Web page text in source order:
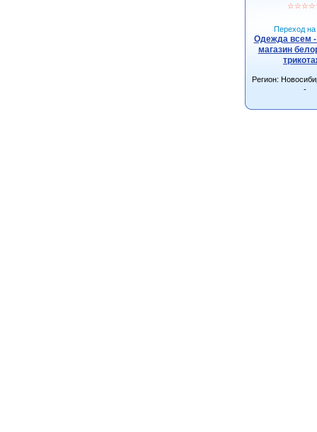
☆☆☆☆
Переход на
Одежда всем -
магазин
Регион:
-